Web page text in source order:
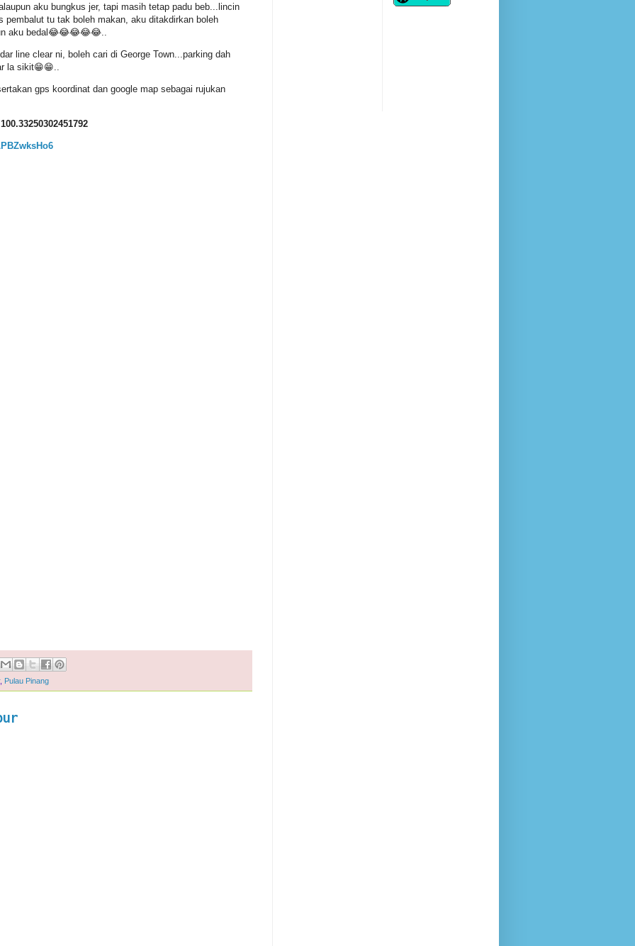
aku bungkus jer, tapi masih tetap padu beb...lincin
pembalut tu tak boleh makan, aku ditakdirkan boleh
aku bedal😂😂😂😂😂..
line clear ni, boleh cari di George Town...parking dah
la sikit😁😁..
gps koordinat dan google map sebagai rujukan
, Pulau Pinang